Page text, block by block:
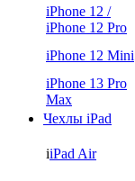
iPhone 12 /
iPhone 12 Pro
iPhone 12 Mini
iPhone 13 Pro
Max
Чехлы iPad
iiPad Air